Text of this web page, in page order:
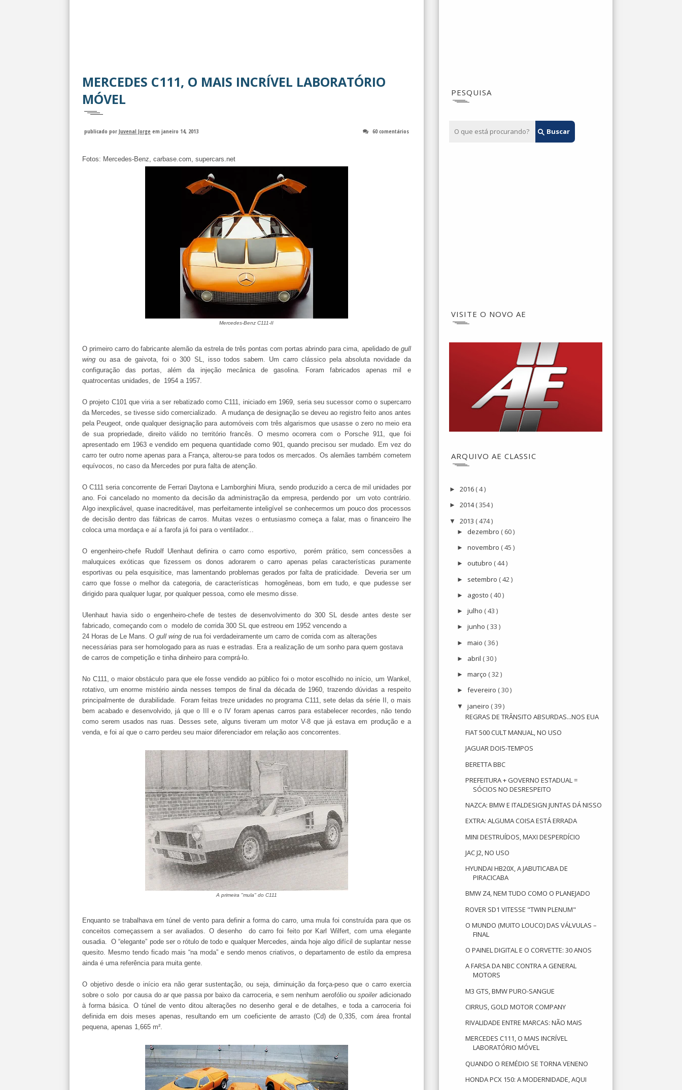
MERCEDES C111, O MAIS INCRÍVEL LABORATÓRIO
MÓVEL
publicado por Juvenal Jorge em janeiro 14, 2013 60 comentários
Fotos: Mercedes-Benz, carbase.com, supercars.net
Mercedes-Benz C111-II
O primeiro carro do fabricante alemão da estrela de três pontas com portas abrindo para cima, apelidado de gull
wing ou asa de gaivota, foi o 300 SL, isso todos sabem. Um carro clássico pela absoluta novidade da
configuração das portas, além da injeção mecânica de gasolina. Foram fabricados apenas mil e
quatrocentas unidades, de 1954 a 1957.
O projeto C101 que viria a ser rebatizado como C111, iniciado em 1969, seria seu sucessor como o supercarro
da Mercedes, se tivesse sido comercializado. A mudança de designação se deveu ao registro feito anos antes
pela Peugeot, onde qualquer designação para automóveis com três algarismos que usasse o zero no meio era
de sua propriedade, direito válido no território francês. O mesmo ocorrera com o Porsche 911, que foi
apresentado em 1963 e vendido em pequena quantidade como 901, quando precisou ser mudado. Em vez do
carro ter outro nome apenas para a França, alterou-se para todos os mercados. Os alemães também cometem
equívocos, no caso da Mercedes por pura falta de atenção.
O C111 seria concorrente de Ferrari Daytona e Lamborghini Miura, sendo produzido a cerca de mil unidades por
ano. Foi cancelado no momento da decisão da administração da empresa, perdendo por um voto contrário.
Algo inexplicável, quase inacreditável, mas perfeitamente inteligível se conhecermos um pouco dos processos
de decisão dentro das fábricas de carros. Muitas vezes o entusiasmo começa a falar, mas o financeiro lhe
coloca uma mordaça e aí a farofa já foi para o ventilador...
O engenheiro-chefe Rudolf Ulenhaut definira o carro como esportivo, porém prático, sem concessões a
maluquices exóticas que fizessem os donos adorarem o carro apenas pelas características puramente
esportivas ou pela esquisitice, mas lamentando problemas gerados por falta de praticidade. Deveria ser um
carro que fosse o melhor da categoria, de características homogêneas, bom em tudo, e que pudesse ser
dirigido para qualquer lugar, por qualquer pessoa, como ele mesmo disse.
Ulenhaut havia sido o engenheiro-chefe de testes de desenvolvimento do 300 SL desde antes deste ser
fabricado, começando com o modelo de corrida 300 SL que estreou em 1952 vencendo a
24 Horas de Le Mans. O gull wing de rua foi verdadeiramente um carro de corrida com as alterações
necessárias para ser homologado para as ruas e estradas. Era a realização de um sonho para quem gostava
de carros de competição e tinha dinheiro para comprá-lo.
No C111, o maior obstáculo para que ele fosse vendido ao público foi o motor escolhido no início, um Wankel,
rotativo, um enorme mistério ainda nesses tempos de final da década de 1960, trazendo dúvidas a respeito
principalmente de durabilidade. Foram feitas treze unidades no programa C111, sete delas da série II, o mais
bem acabado e desenvolvido, já que o III e o IV foram apenas carros para estabelecer recordes, não tendo
como serem usados nas ruas. Desses sete, alguns tiveram um motor V-8 que já estava em produção e a
venda, e foi aí que o carro perdeu seu maior diferenciador em relação aos concorrentes.
A primeira "mula" do C111
Enquanto se trabalhava em túnel de vento para definir a forma do carro, uma mula foi construída para que os
conceitos começassem a ser avaliados. O desenho do carro foi feito por Karl Wilfert, com uma elegante
ousadia. O “elegante” pode ser o rótulo de todo e qualquer Mercedes, ainda hoje algo difícil de suplantar nesse
quesito. Mesmo tendo ficado mais “na moda” e sendo menos criativos, o departamento de estilo da empresa
ainda é uma referência para muita gente.
O objetivo desde o início era não gerar sustentação, ou seja, diminuição da força-peso que o carro exercia
sobre o solo por causa do ar que passa por baixo da carroceria, e sem nenhum aerofólio ouspoileradicionado
à forma básica. O túnel de vento ditou alterações no desenho geral e de detalhes, e toda a carroceria foi
definida em dois meses apenas, resultando em um coeficiente de arrasto (Cd) de 0,335, com área frontal
pequena, apenas 1,665 m².
PESQUISA
VISITE O NOVO AE
ARQUIVO AE CLASSIC
► 2016 ( 4 )
► 2014( 354 )
▼ 2013 ( 474 )
► dezembro ( 60 )
►novembro ( 45 )
► outubro ( 44 )
► setembro ( 42 )
► agosto ( 40 )
►julho ( 43 )
►junho ( 33 )
►maio ( 36 )
► abril ( 30 )
►março ( 32 )
►fevereiro ( 30 )
▼janeiro ( 39 )
REGRAS DE TRÂNSITO ABSURDAS...NOS EUA
FIAT 500 CULT MANUAL, NO USO
JAGUAR DOIS-TEMPOS
BERETTA BBC
PREFEITURA + GOVERNO ESTADUAL =
SÓCIOS NO DESRESPEITO
NAZCA: BMW E ITALDESIGN JUNTAS DÁ NISSO
EXTRA: ALGUMA COISA ESTÁ ERRADA
MINI DESTRUÍDOS, MAXI DESPERDÍCIO
JAC J2, NO USO
HYUNDAI HB20X, A JABUTICABA DE
PIRACICABA
BMW Z4, NEM TUDO COMO O PLANEJADO
ROVER SD1 VITESSE "TWIN PLENUM"
O MUNDO (MUITO LOUCO) DAS VÁLVULAS –
FINAL
O PAINEL DIGITAL E O CORVETTE: 30 ANOS
A FARSA DA NBC CONTRA A GENERAL
MOTORS
M3 GTS, BMW PURO-SANGUE
CIRRUS, GOLD MOTOR COMPANY
RIVALIDADE ENTRE MARCAS: NÃO MAIS
MERCEDES C111, O MAIS INCRÍVEL
LABORATÓRIO MÓVEL
QUANDO O REMÉDIO SE TORNA VENENO
HONDA PCX 150: A MODERNIDADE, AQUI